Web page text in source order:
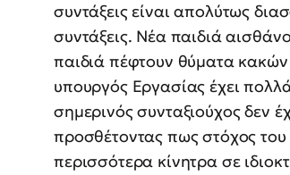
συντάξεις είναι απολύτως
συντάξεις. Νέα παιδιά
παιδιά πέφτουν θύματα
υπουργός Εργασίας έχει
σημερινός συνταξιούχος δεν
προσθέτοντας πως στόχος
περισσότερα κίνητρα σε